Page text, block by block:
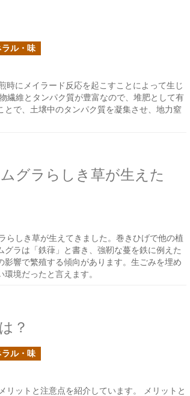
ラル・味
時にメイラード反応を起こすことによって生じ
繊維とタンパク質が豊富なので、堆肥として有
で、土壌中のタンパク質を凝集させ、地力窒
グラらしき草が生えた
らしき草が生えてきました。巻きひげで他の植
ラは「鉄葎」と書き、強靭な蔓を鉄に例えた
響で繁殖する傾向があります。生ごみを埋め
境だったと言えます。
？
ラル・味
ットと注意点を紹介しています。 メリットと